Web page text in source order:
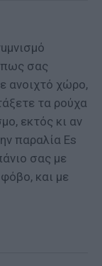
σας
ανοιχτό χώρο,
τα ρούχα
εκτός κι αν
παραλία Es
σας με
και με